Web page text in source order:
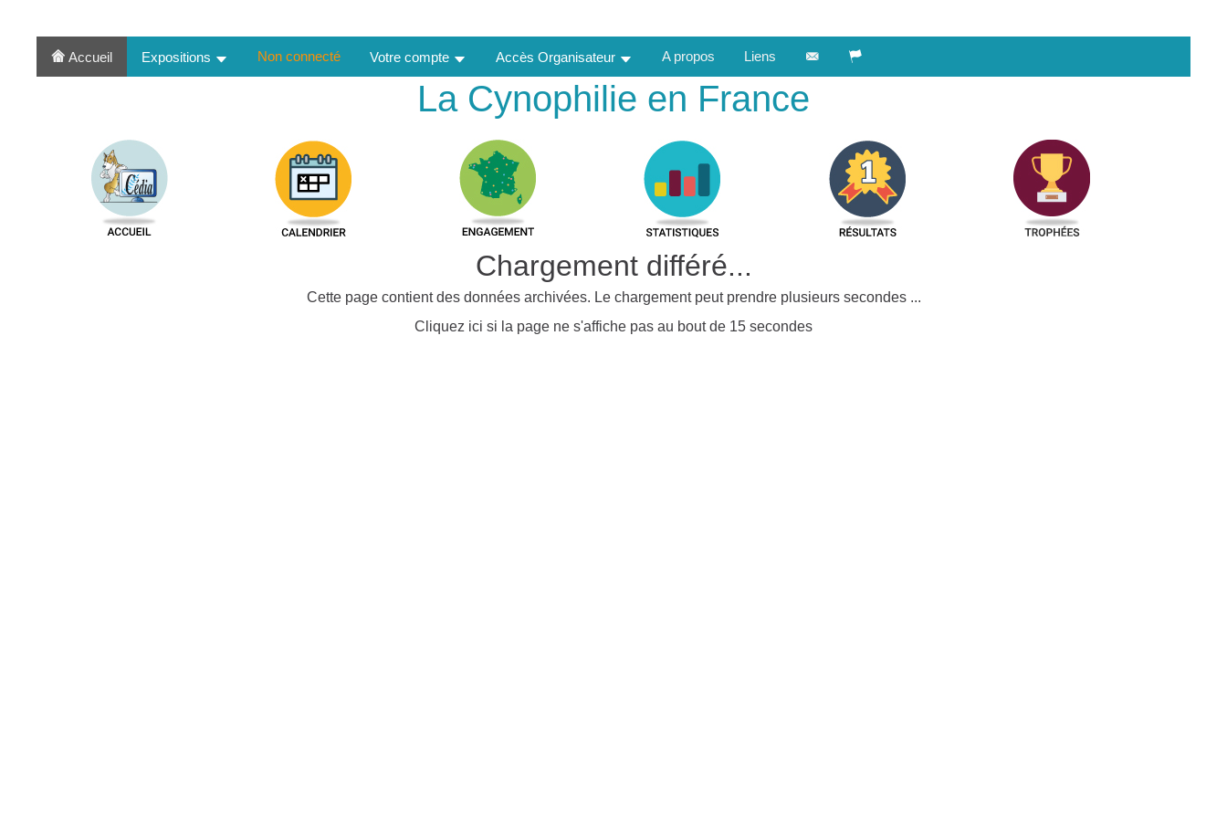
Accueil Expositions Non connecté Votre compte Accès Organisateur A propos Liens
La Cynophilie en France
Chargement différé...
Cette page contient des données archivées. Le chargement peut prendre plusieurs secondes ...
Cliquez ici si la page ne s'affiche pas au bout de 15 secondes